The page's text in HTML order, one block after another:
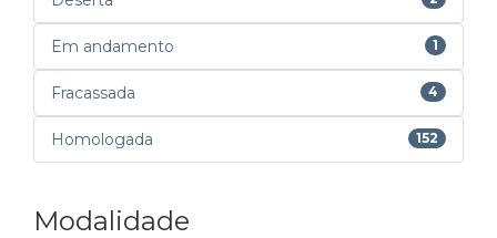
Em andamento 1
Fracassada 4
Homologada 152
Modalidade